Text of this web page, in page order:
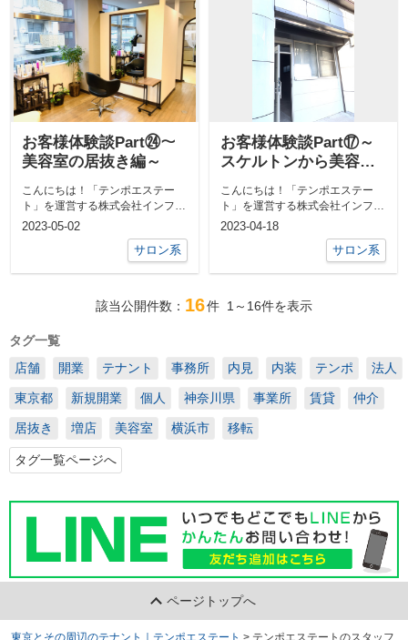
お客様体験談Part㉔～
美容室の居抜き編～
こんにちは！「テンポエステー
ト」を運営する株式会社インフィ
ニティライフの伊礼です。テンポ
2023-05-02
サロン系
お客様体験談Part⑰～
スケルトンから美容室
こんにちは！「テンポエステー
ト」を運営する株式会社インフィ
ニティライフの伊礼です。テンポ
2023-04-18
サロン系
該当公開件数： 16件 1～16件を表示
タグ一覧
店舗
開業 テナント 事務所 内見 内装 テンポ 法人
東京都 新規開業 個人 神奈川県 事業所 賃貸 仲介
居抜き 増店 美容室 横浜市 移転
タグ一覧ページへ
ページトップへ
東京とその周辺のテナント｜テンポエステート > テンポエステートのスタッフ